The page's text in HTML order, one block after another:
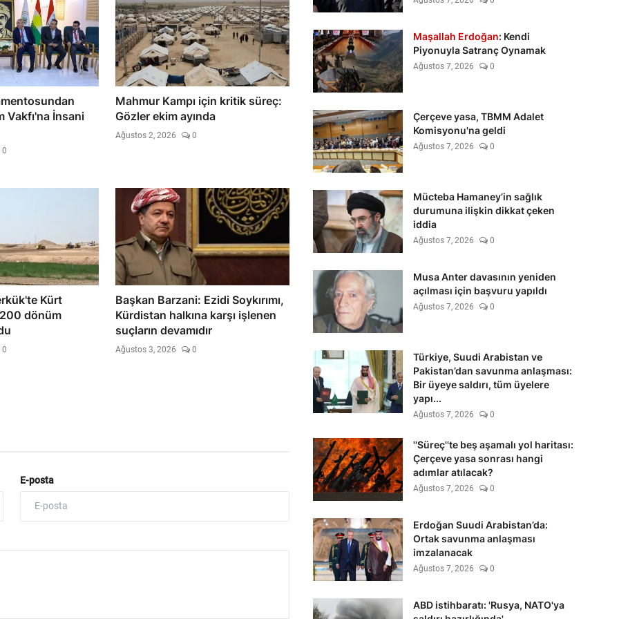
Vakfı'na İnsani
0
Mahmur Kampı için kritik süreç:
Gözler ekim ayında
Ağustos 2, 2026 0
Kürt
dönüm
0
Başkan Barzani: Ezidi Soykırımı,
Kürdistan halkına karşı işlenen
suçların devamıdır
Ağustos 3, 2026 0
E-posta
Maşallah Erdoğan: Kendi
Piyonuyla Satranç Oynamak
Ağustos 7, 2026 0
Çerçeve yasa, TBMM Adalet
Komisyonu'na geldi
Ağustos 7, 2026 0
Mücteba Hamaney’in sağlık
durumuna ilişkin dikkat çeken
iddia
Ağustos 7, 2026 0
Musa Anter davasının yeniden
açılması için başvuru yapıldı
Ağustos 7, 2026 0
Türkiye, Suudi Arabistan ve
Pakistan’dan savunma anlaşması:
Bir üyeye saldırı, tüm üyelere
yapı...
Ağustos 7, 2026 0
''Süreç''te beş aşamalı yol haritası:
Çerçeve yasa sonrası hangi
adımlar atılacak?
Ağustos 7, 2026 0
Erdoğan Suudi Arabistan’da:
Ortak savunma anlaşması
imzalanacak
Ağustos 7, 2026 0
ABD istihbaratı: 'Rusya, NATO'ya